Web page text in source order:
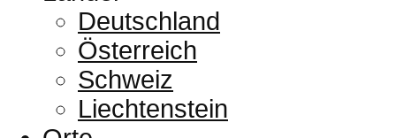
Deutschland
Österreich
Schweiz
Liechtenstein